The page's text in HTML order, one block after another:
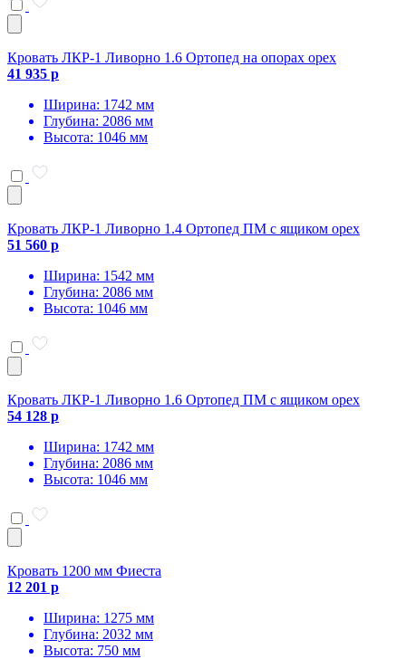
Кровать ЛКР-1 Ливорно 1.6 Ортопед на опорах орех
41 935 р
Ширина: 1742 мм
Глубина: 2086 мм
Высота: 1046 мм
Кровать ЛКР-1 Ливорно 1.4 Ортопед ПМ с ящиком орех
51 560 р
Ширина: 1542 мм
Глубина: 2086 мм
Высота: 1046 мм
Кровать ЛКР-1 Ливорно 1.6 Ортопед ПМ с ящиком орех
54 128 р
Ширина: 1742 мм
Глубина: 2086 мм
Высота: 1046 мм
Кровать 1200 мм Фиеста
12 201 р
Ширина: 1275 мм
Глубина: 2032 мм
Высота: 750 мм